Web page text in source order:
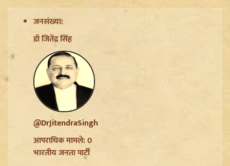
Jharkhand JPSC JSSC Protest: सियासी रंग में रंगा
आंदोलन, Rahul Gandhi ने छात्रों को दिया Reforms का
जनसंख्या:
डॉ जितेंद्र सिंह
@DrJitendraSingh
आपराधिक मामले: 0
भारतीय जनता पार्टी